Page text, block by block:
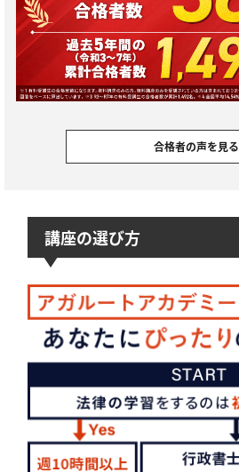
合格者の声を見る
講座の選び方